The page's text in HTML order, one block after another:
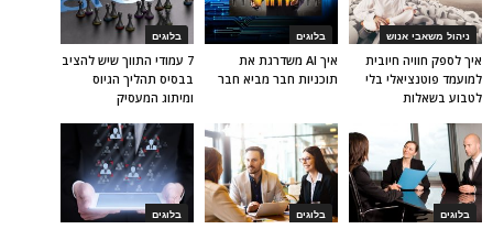
בלוגים
7 עמודי התווך שיש להציב
בבסיס תהליך הגיוס
ומיתוג המעסיק
בלוגים
איך AI משדרגת את
תוכניות חבר מביא חבר
ניהול משאבי אנוש
איך לספק חוויה חיובית
למועמד פוטנציאלי בלי
לטבוע בשאלות
בלוגים בלוגים בלוגים